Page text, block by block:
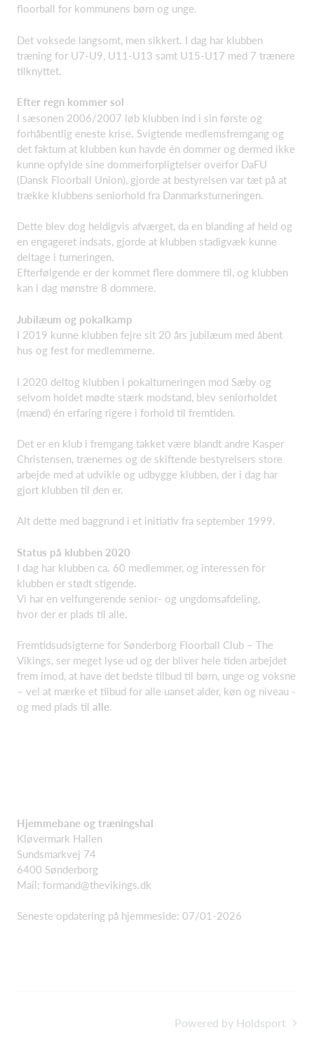
floorball for kommunens børn og unge.
Det voksede langsomt, men sikkert. I dag har klubben
træning for U7-U9, U11-U13 samt U15-U17 med 7 trænere
tilknyttet.
Efter regn kommer sol
I sæsonen 2006/2007 løb klubben ind i sin første og
forhåbentlig eneste krise. Svigtende medlemsfremgang og
det faktum at klubben kun havde én dommer og dermed ikke
kunne opfylde sine dommerforpligtelser overfor DaFU
(Dansk Floorball Union), gjorde at bestyrelsen var tæt på at
trække klubbens seniorhold fra Danmarksturneringen.
Dette blev dog heldigvis afværget, da en blanding af held og
en engageret indsats, gjorde at klubben stadigvæk kunne
deltage i turneringen.
Efterfølgende er der kommet flere dommere til, og klubben
kan i dag mønstre 8 dommere.
Jubilæum og pokalkamp
I 2019 kunne klubben fejre sit 20 års jubilæum med åbent
hus og fest for medlemmerne.
I 2020 deltog klubben i pokalturneringen mod Sæby og
selvom holdet mødte stærk modstand, blev seniorholdet
(mænd) én erfaring rigere i forhold til fremtiden.
Det er en klub i fremgang takket være blandt andre Kasper
Christensen, trænernes og de skiftende bestyrelsers store
arbejde med at udvikle og udbygge klubben, der i dag har
gjort klubben til den er.
Alt dette med baggrund i et initiativ fra september 1999.
Status på klubben 2020
I dag har klubben ca. 60 medlemmer, og interessen for
klubben er stødt stigende.
Vi har en velfungerende senior- og ungdomsafdeling,
hvor der er plads til alle.
Fremtidsudsigterne for Sønderborg Floorball Club – The
Vikings, ser meget lyse ud og der bliver hele tiden arbejdet
frem imod, at have det bedste tilbud til børn, unge og voksne
– vel at mærke et tilbud for alle uanset alder, køn og niveau -
og med plads til alle
Hjemmebane og træningshal
Kløvermark Hallen
Sundsmarkvej 74
6400 Sønderborg
Mail: formand@thevikings.dk
Seneste opdatering på hjemmeside: 07/01-2026
Powered by Holdsport